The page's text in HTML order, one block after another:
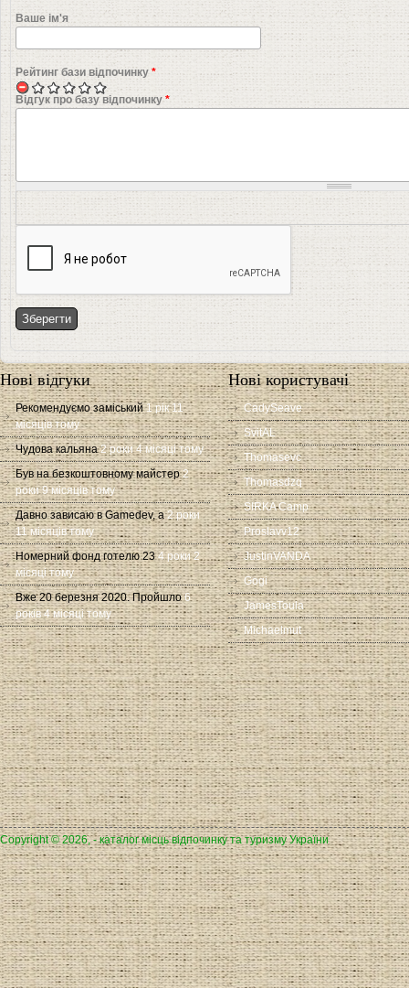
Ваше ім'я
Рейтинг бази відпочинку *
Відгук про базу відпочинку*
Нові відгуки
Рекомендуємо заміський 1 рік 11
місяців тому
Чудова кальяна 2 роки 4 місяці тому
Був на безкоштовному майстер 2
роки 9 місяців тому
Давно зависаю в Gamedev, а 2 роки
11 місяців тому
Номерний фонд готелю 23 4 роки 2
місяці тому
Вже 20 березня 2020. Пройшло 6
років 4 місяці тому
Нові користувачі
CadySeave
SvitAL
Thomasevc
Thomasdzq
SIRKA Camp
Proslavv12
JustinVANDA
Gogi
JamesToula
Michaelmut
Copyright © 2026, - каталог місць відпочинку та туризму України